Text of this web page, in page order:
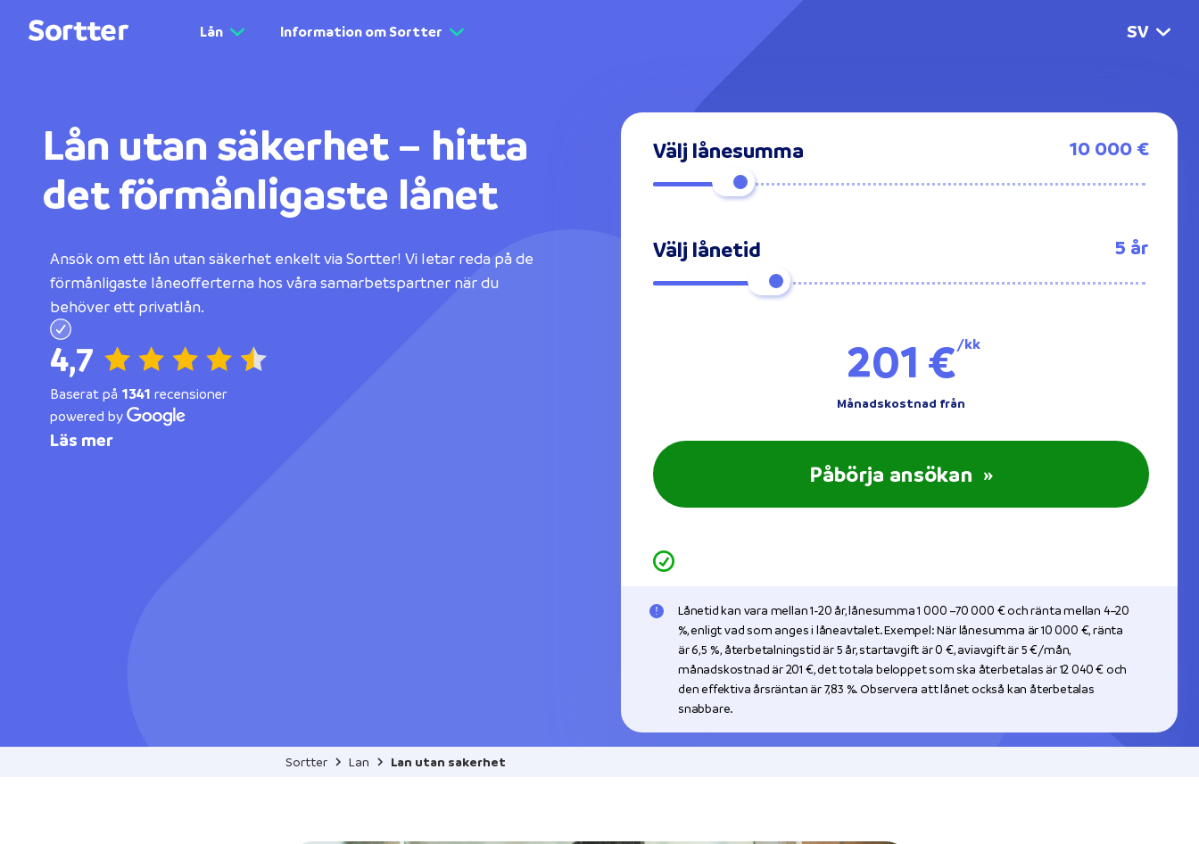
Lån Information om Sortter SV
Lån utan säkerhet – hitta
det förmånligaste lånet
Ansök om ett lån utan säkerhet enkelt via Sortter! Vi letar reda på de
förmånligaste låneofferterna hos våra samarbetspartner när du
behöver ett privatlån.
4,7
Baserat på 1341 recensioner
powered by
Läs mer
Välj lånesumma 10 000 €
Välj lånetid 5 år
201 €/kk
Månadskostnad från
Påbörja ansökan »
Lånetid kan vara mellan 1-20 år, lånesumma 1 000 –70 000 € och ränta mellan 4–20
%, enligt vad som anges i låneavtalet. Exempel: När lånesumma är 10 000 €, ränta
är 6,5 % , återbetalningstid är 5 år, startavgift är 0 €, aviavgift är 5 €/mån,
månadskostnad är 201 €, det totala beloppet som ska återbetalas är 12 040 € och
den effektiva årsräntan är 7,83 %. Observera att lånet också kan återbetalas
snabbare.
Sortter Lan Lan utan sakerhet